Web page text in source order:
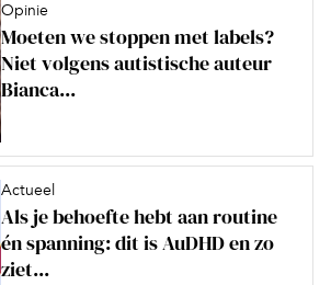
Opinie
Moeten we stoppen met labels?
Niet volgens autistische auteur
Bianca...
Actueel
Als je behoefte hebt aan routine
én spanning: dit is AuDHD en zo
ziet...